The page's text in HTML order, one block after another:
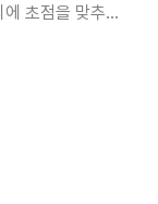
초점을 맞추었